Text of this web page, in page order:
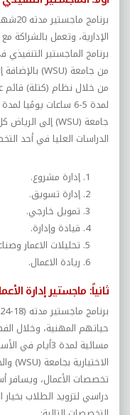
الإدارية، وتعمل
برنامج الماجستير التنفيذي
من جامعة (WSU
)
من خلال نظام (كتلة) قائم
لمدة 5-6 ساعات يومًيا لمدة 5أيام متتالية كل شهر
جامعة (WSU) إلى الرياض
الدراسات العليا في أحد
إدارة مشروع.
إدارة تسويق.
تمويل خارجي.
قيادة وإدارة.
تحليلات الاعمار
ريادة الاعمال.
ثانياً: ماجستير إدارة
حياتهم المهنية، وخلال
مسائية لمدة
الاختيارية بجامعة (WSU
)
تخصصات الأعمال، ويسافر
دراسي لتزويد الطلاب